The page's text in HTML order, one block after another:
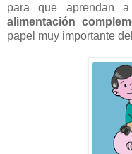
para que aprendan
alimentación
papel muy importante